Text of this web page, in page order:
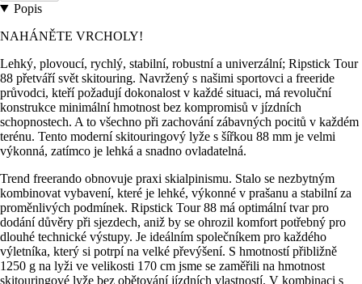
Popis
NAHÁNĚTE VRCHOLY!
Lehký, plovoucí, rychlý, stabilní, robustní a univerzální; Ripstick Tour
88 přetváří svět skitouring. Navržený s našimi sportovci a freeride
průvodci, kteří požadují dokonalost v každé situaci, má revoluční
konstrukce minimální hmotnost bez kompromisů v jízdních
schopnostech. A to všechno při zachování zábavných pocitů v každém
terénu. Tento moderní skitouringový lyže s šířkou 88 mm je velmi
výkonná, zatímco je lehká a snadno ovladatelná.
Trend freerando obnovuje praxi skialpinismu. Stalo se nezbytným
kombinovat vybavení, které je lehké, výkonné v prašanu a stabilní za
proměnlivých podmínek. Ripstick Tour 88 má optimální tvar pro
dodání důvěry při sjezdech, aniž by se ohrozil komfort potřebný pro
dlouhé technické výstupy. Je ideálním společníkem pro každého
výletníka, který si potrpí na velké převýšení. S hmotností přibližně
1250 g na lyži ve velikosti 170 cm jsme se zaměřili na hmotnost
skitouringové lyže bez obětování jízdních vlastností. V kombinaci s